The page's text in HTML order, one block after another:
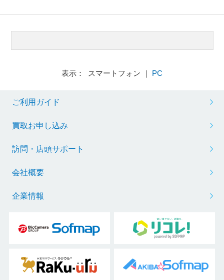
表示： スマートフォン ｜ PC
ご利用ガイド
買取お申し込み
訪問・店頭サポート
会社概要
企業情報